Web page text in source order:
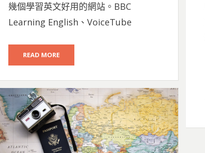
幾個學習英文好用的網站。BBC
Learning English、VoiceTube
READ MORE